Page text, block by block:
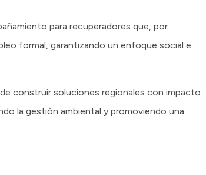
para recuperadores que, por
formal, garantizando un enfoque social e
construir soluciones regionales con impacto
la gestión ambiental y promoviendo una